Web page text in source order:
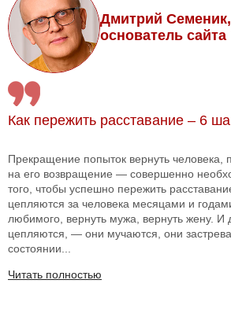
Дмитрий Семеник,
основатель
Как пережить расставание – 6
Прекращение попыток вернуть
на его возвращение — совершенно
того, чтобы успешно пережить
цепляются за человека месяцами и
любимого, вернуть мужа, вернуть жену. И
цепляются, — они мучаются, они
состоянии...
Читать полностью